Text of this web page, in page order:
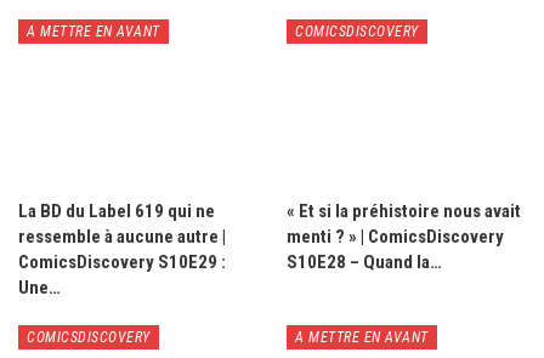
A METTRE EN AVANT
La BD du Label 619 qui ne
ressemble à aucune autre |
ComicsDiscovery S10E29 :
Une…
COMICSDISCOVERY
« Et si la préhistoire nous avait
menti ? » | ComicsDiscovery
S10E28 – Quand la…
COMICSDISCOVERY A METTRE EN AVANT